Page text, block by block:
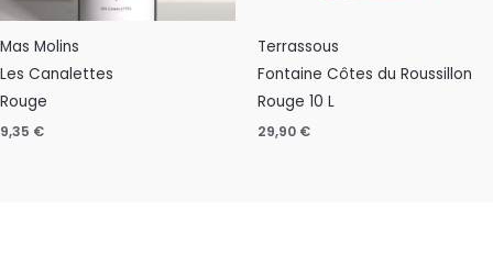
Mas Molins
Les Canalettes
Rouge
9,35 €
Terrassous
Fontaine Côtes du Roussillon
Rouge 10 L
29,90 €